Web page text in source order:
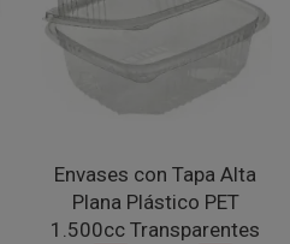
Envases con Tapa Alta
Plana Plástico PET
1.500cc Transparentes